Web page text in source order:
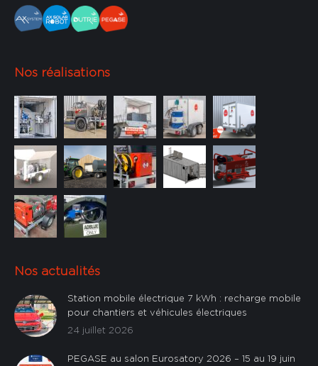
Sur mesure
Nos réalisations
Nos actualités
Station mobile électrique 7 kWh : recharge mobile
pour chantiers et véhicules électriques
24 juillet 2026
PEGASE au salon Eurosatory 2026 – 15 au 19 juin